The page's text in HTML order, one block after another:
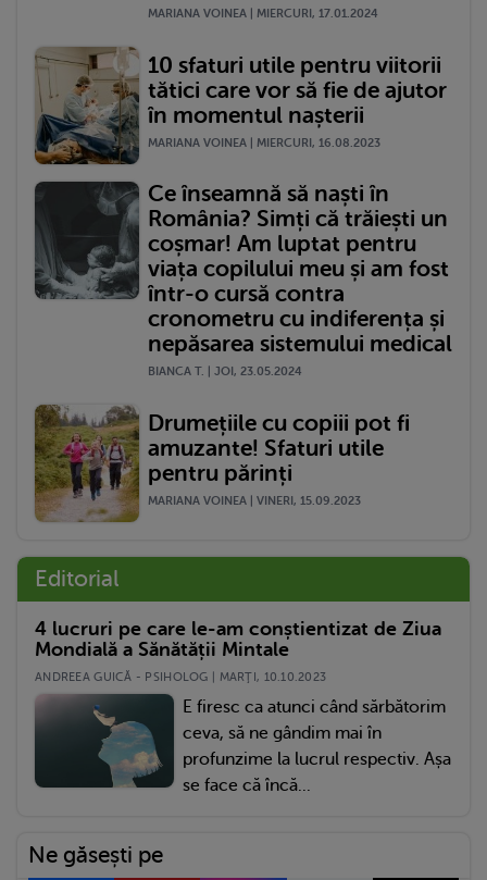
MARIANA VOINEA | MIERCURI, 17.01.2024
10 sfaturi utile pentru viitorii
tătici care vor să fie de ajutor
în momentul nașterii
MARIANA VOINEA | MIERCURI, 16.08.2023
Ce înseamnă să naști în
România? Simți că trăiești un
coșmar! Am luptat pentru
viața copilului meu și am fost
într-o cursă contra
cronometru cu indiferența și
nepăsarea sistemului medical
BIANCA T. | JOI, 23.05.2024
Drumețiile cu copiii pot fi
amuzante! Sfaturi utile
pentru părinți
MARIANA VOINEA | VINERI, 15.09.2023
Editorial
4 lucruri pe care le-am conștientizat de Ziua
Mondială a Sănătății Mintale
ANDREEA GUICĂ - PSIHOLOG | MARŢI, 10.10.2023
E firesc ca atunci când sărbătorim
ceva, să ne gândim mai în
profunzime la lucrul respectiv. Așa
se face că încă...
Ne găsești pe